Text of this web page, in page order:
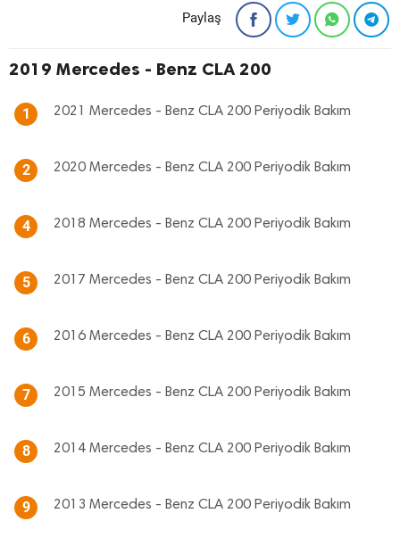
Paylaş
2019 Mercedes - Benz CLA 200
1 2021 Mercedes - Benz CLA 200 Periyodik Bakım
2 2020 Mercedes - Benz CLA 200 Periyodik Bakım
4 2018 Mercedes - Benz CLA 200 Periyodik Bakım
5 2017 Mercedes - Benz CLA 200 Periyodik Bakım
6 2016 Mercedes - Benz CLA 200 Periyodik Bakım
7 2015 Mercedes - Benz CLA 200 Periyodik Bakım
8 2014 Mercedes - Benz CLA 200 Periyodik Bakım
9 2013 Mercedes - Benz CLA 200 Periyodik Bakım